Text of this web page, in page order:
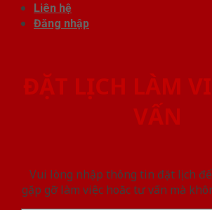
Liên hệ
Đăng nhập
ĐẶT LỊCH LÀM
VẤN
Vui lòng nhập thông tin đặt lịch
gặp gỡ làm việc hoăc tư vấn mà